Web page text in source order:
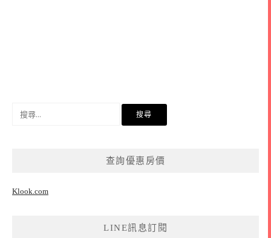
查詢優惠房價
Klook.com
LINE訊息訂閱